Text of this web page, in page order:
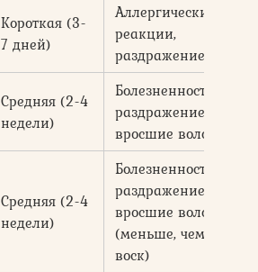
Короткая (3-
7 дней)
Аллергические
реакции,
раздражение
Средняя (2-4
недели)
Болезненность,
раздражение,
вросшие волосы
Средняя (2-4
недели)
Болезненность,
раздражение,
вросшие волосы
(меньше, чем
воск)